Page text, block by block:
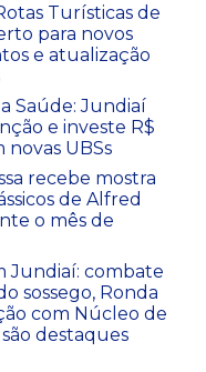
Turísticas de
para novos
e atualização
Saúde: Jundiaí
e investe R$
novas UBSs
recebe mostra
de Alfred
o mês de
Jundiaí: combate
sossego, Ronda
com Núcleo de
destaques